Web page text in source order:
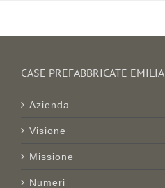
CASE PREFABBRICATE EMILIA
Azienda
Visione
Missione
Numeri